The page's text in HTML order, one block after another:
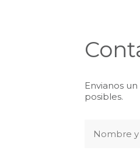
Envianos
posibles.